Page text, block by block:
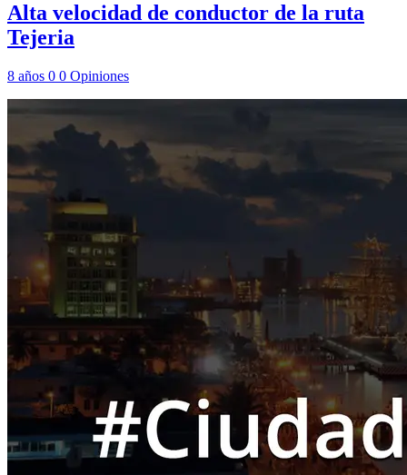
Alta velocidad de conductor de la ruta
Tejeria
8 años 0 0 Opiniones